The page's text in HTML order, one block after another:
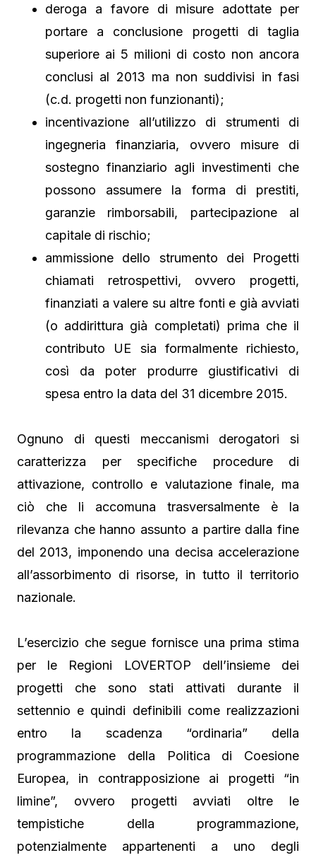
deroga a favore di misure adottate per
portare a conclusione progetti di taglia
superiore ai 5 milioni di costo non ancora
conclusi al 2013 ma non suddivisi in fasi
(c.d. progetti non funzionanti);
incentivazione all’utilizzo di strumenti di
ingegneria finanziaria, ovvero misure di
sostegno finanziario agli investimenti che
possono assumere la forma di prestiti,
garanzie rimborsabili, partecipazione al
capitale di rischio;
ammissione dello strumento dei Progetti
chiamati retrospettivi, ovvero progetti,
finanziati a valere su altre fonti e già avviati
(o addirittura già completati) prima che il
contributo UE sia formalmente richiesto,
così da poter produrre giustificativi di
spesa entro la data del 31 dicembre 2015.
Ognuno di questi meccanismi derogatori si
caratterizza per specifiche procedure di
attivazione, controllo e valutazione finale, ma
ciò che li accomuna trasversalmente è la
rilevanza che hanno assunto a partire dalla fine
del 2013, imponendo una decisa accelerazione
all’assorbimento di risorse, in tutto il territorio
nazionale.
L’esercizio che segue fornisce una prima stima
per le Regioni LOVERTOP dell’insieme dei
progetti che sono stati attivati durante il
settennio e quindi definibili come realizzazioni
entro la scadenza “ordinaria” della
programmazione della Politica di Coesione
Europea, in contrapposizione ai progetti “in
limine”, ovvero progetti avviati oltre le
tempistiche della programmazione,
potenzialmente appartenenti a uno degli